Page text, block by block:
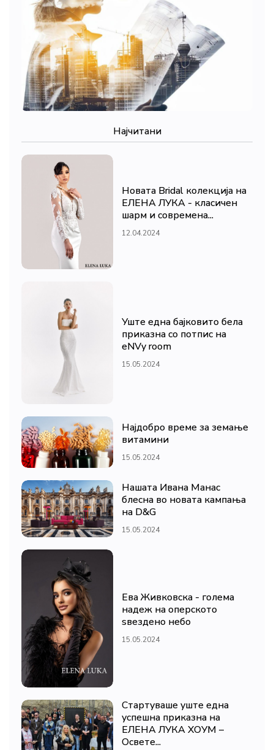
Најчитани
Новата Bridal колекција на
ЕЛЕНА ЛУКА - класичен
шарм и современа...
12.04.2024
Уште една бајковито бела
приказна со потпис на
eNVy room
15.05.2024
Најдобро време за земање
витамини
15.05.2024
Нашата Ивана Манас
блесна во новата кампања
на D&G
15.05.2024
Ева Живковска - голема
надеж на оперското
ѕвездено небо
15.05.2024
Стартуваше уште една
успешна приказна на
ЕЛЕНА ЛУКА ХОУМ –
Освете...